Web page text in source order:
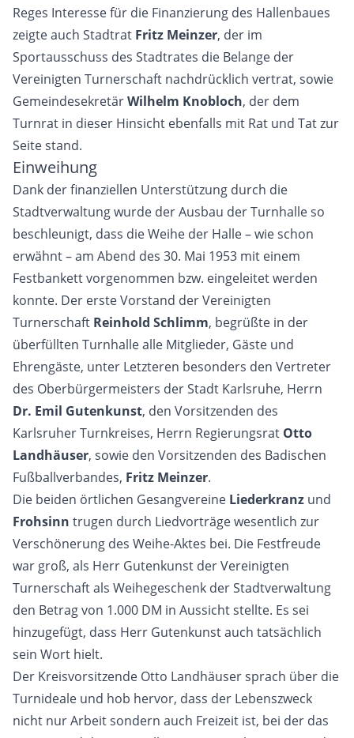
Reges Interesse für die Finanzierung des Hallenbaues
zeigte auch Stadtrat Fritz Meinzer, der im
Sportausschuss des Stadtrates die Belange der
Vereinigten Turnerschaft nachdrücklich vertrat, sowie
GemeindesekretärWilhelm Knobloch, der dem
Turnrat in dieser Hinsicht ebenfalls mit Rat und Tat zur
Seite stand.
Einweihung
Dank der finanziellen Unterstützung durch die
Stadtverwaltung wurde der Ausbau der Turnhalle so
beschleunigt, dass die Weihe der Halle – wie schon
erwähnt – am Abend des 30. Mai 1953 mit einem
Festbankett vorgenommen bzw. eingeleitet werden
konnte. Der erste Vorstand der Vereinigten
Turnerschaft Reinhold Schlimm, begrüßte in der
überfüllten Turnhalle alle Mitglieder, Gäste und
Ehrengäste, unter Letzteren besonders den Vertreter
des Oberbürgermeisters der Stadt Karlsruhe, Herrn
Dr. Emil Gutenkunst, den Vorsitzenden des
Karlsruher Turnkreises, Herrn Regierungsrat Otto
Landhäuser, sowie den Vorsitzenden des Badischen
Fußballverbandes, Fritz Meinzer.
Die beiden örtlichen Gesangvereine Liederkranz und
Frohsinn trugen durch Liedvorträge wesentlich zur
Verschönerung des Weihe-Aktes bei. Die Festfreude
war groß, als Herr Gutenkunst der Vereinigten
Turnerschaft als Weihegeschenk der Stadtverwaltung
den Betrag von 1.000 DM in Aussicht stellte. Es sei
hinzugefügt, dass Herr Gutenkunst auch tatsächlich
sein Wort hielt.
Der Kreisvorsitzende Otto Landhäuser sprach über die
Turnideale und hob hervor, dass der Lebenszweck
nicht nur Arbeit sondern auch Freizeit ist, bei der das